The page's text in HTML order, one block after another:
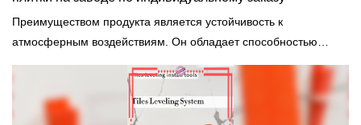
Преимуществом продукта является устойчивость к
атмосферным воздействиям. Он обладает способностью
длительного воздействия суровых условий окружающей среды
и погодных условий.